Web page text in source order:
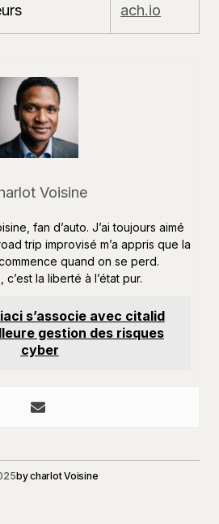
ach.io
Voisine
fan d’auto. J’ai toujours aimé
trip improvisé m’a appris que la
quand on se perd.
c’est la liberté à l’état pur.
s’associe avec citalid
gestion des risques
cyber
bycharlot Voisine